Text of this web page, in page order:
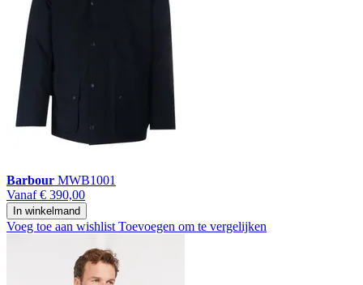
Barbour MWB1001
Vanaf € 390,00
In winkelmand
Voeg toe aan wishlist Toevoegen om te vergelijken